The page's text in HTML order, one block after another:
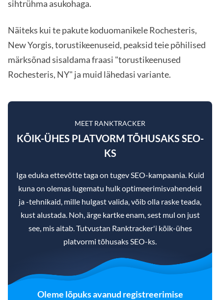
sihtrühma asukohaga.
Näiteks kui te pakute koduomanikele Rochesteris,
New Yorgis, torustikeenuseid, peaksid teie põhilised
märksõnad sisaldama fraasi "torustikeenused
Rochesteris, NY" ja muid lähedasi variante.
MEET RANKTRACKER
KÕIK-ÜHES PLATVORM TÕHUSAKS SEO-
KS
Iga eduka ettevõtte taga on tugev SEO-kampaania. Kuid
kuna on olemas lugematu hulk optimeerimisvahendeid
ja -tehnikaid, mille hulgast valida, võib olla raske teada,
kust alustada. Noh, ärge kartke enam, sest mul on just
see, mis aitab. Tutvustan Ranktracker'i kõik-ühes
platvormi tõhusaks SEO-ks.
Oleme lõpuks avanud registreerimise